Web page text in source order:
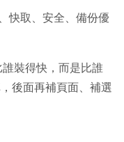
快取、安全、備份優
裝得快，而是比誰
後面再補頁面、補選